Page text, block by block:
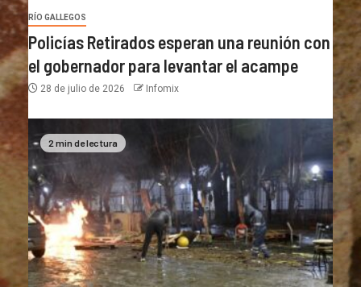
RÍO GALLEGOS
Policías Retirados esperan una reunión con
el gobernador para levantar el acampe
28 de julio de 2026 Infomix
2 min de lectura